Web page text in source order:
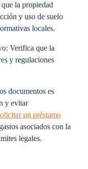
la propiedad
y uso de suelo
locales.
Verifica que la
y regulaciones
documentos es
y evitar
un préstamo
asociados con la
legales.